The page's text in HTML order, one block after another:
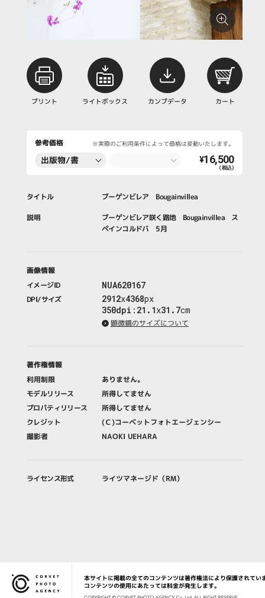
プリント ライトボックス カンプデータ カート
参考価格 ※実際のご利用条件によって価格は変動いたします。
出版物/書
¥16,500
（税込）
タイトル ブーゲンビレア Bougainvillea
説明
ブーゲンビレア咲く路地 Bougainvillea ス
ペインコルドバ 5月
画像情報
イメージID
NUA620167
DPI/サイズ 2912x4368px
350dpi : 21.1x31.7cm
顕微鏡のサイズについて
著作権情報
利用制限
ありません。
モデルリリース
所得してません
プロパティリリース
所得してません
クレジット
(Ｃ)コーベットフォトエージェンシー
撮影者
NAOKI UEHARA
ライセンス形式 ライツマネージド（RM）
Corvet Photo Agency
本サイトに掲載の全てのコンテンツは著作権法により保護されてい
コンテンツの使用にあたっては料金が発生します。